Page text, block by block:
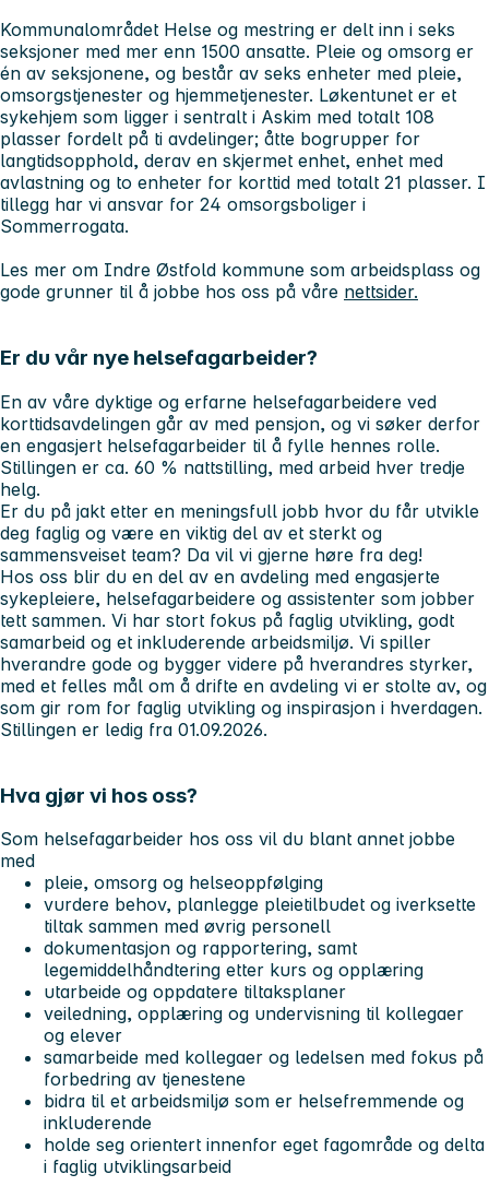
Kommunalområdet Helse og mestring er delt inn i seks
seksjoner med mer enn 1500 ansatte. Pleie og omsorg er
én av seksjonene, og består av seks enheter med pleie,
omsorgstjenester og hjemmetjenester. Løkentunet er et
sykehjem som ligger i sentralt i Askim med totalt 108
plasser fordelt på ti avdelinger; åtte bogrupper for
langtidsopphold, derav en skjermet enhet, enhet med
avlastning og to enheter for korttid med totalt 21 plasser. I
tillegg har vi ansvar for 24 omsorgsboliger i
Sommerrogata.
Les mer om Indre Østfold kommune som arbeidsplass og
gode grunner til å jobbe hos oss på våre nettsider.
Er du vår nye helsefagarbeider?
En av våre dyktige og erfarne helsefagarbeidere ved
korttidsavdelingen går av med pensjon, og vi søker derfor
en engasjert helsefagarbeider til å fylle hennes rolle.
Stillingen er ca. 60 % nattstilling, med arbeid hver tredje
helg.
Er du på jakt etter en meningsfull jobb hvor du får utvikle
deg faglig og være en viktig del av et sterkt og
sammensveiset team? Da vil vi gjerne høre fra deg!
Hos oss blir du en del av en avdeling med engasjerte
sykepleiere, helsefagarbeidere og assistenter som jobber
tett sammen. Vi har stort fokus på faglig utvikling, godt
samarbeid og et inkluderende arbeidsmiljø. Vi spiller
hverandre gode og bygger videre på hverandres styrker,
med et felles mål om å drifte en avdeling vi er stolte av, og
som gir rom for faglig utvikling og inspirasjon i hverdagen.
Stillingen er ledig fra 01.09.2026.
Hva gjør vi hos oss?
Som helsefagarbeider hos oss vil du blant annet jobbe
med
pleie, omsorg og helseoppfølging
vurdere behov, planlegge pleietilbudet og iverksette
tiltak sammen med øvrig personell
dokumentasjon og rapportering, samt
legemiddelhåndtering etter kurs og opplæring
utarbeide og oppdatere tiltaksplaner
veiledning, opplæring og undervisning til kollegaer
og elever
samarbeide med kollegaer og ledelsen med fokus på
forbedring av tjenestene
bidra til et arbeidsmiljø som er helsefremmende og
inkluderende
holde seg orientert innenfor eget fagområde og delta
i faglig utviklingsarbeid